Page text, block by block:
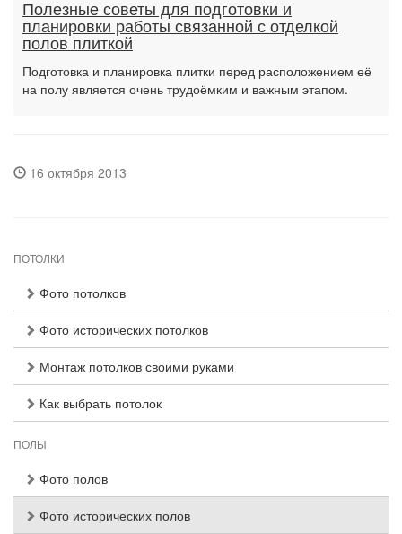
Полезные советы для подготовки и
планировки работы связанной с отделкой
полов плиткой
Подготовка и планировка плитки перед расположением её
на полу является очень трудоёмким и важным этапом.
16 октября 2013
ПОТОЛКИ
Фото потолков
Фото исторических потолков
Монтаж потолков своими руками
Как выбрать потолок
ПОЛЫ
Фото полов
Фото исторических полов